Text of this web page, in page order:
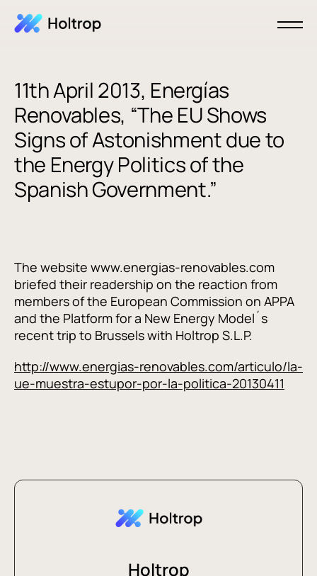
11th April 2013, Energías
Renovables, “The EU Shows
Signs of Astonishment due to
the Energy Politics of the
Spanish Government.”
The website www.energias-renovables.com
briefed their readership on the reaction from
members of the European Commission on APPA
and the Platform for a New Energy Model´s
recent trip to Brussels with Holtrop S.L.P.
http://www.energias-renovables.com/articulo/la-
ue-muestra-estupor-por-la-politica-20130411
Holtrop